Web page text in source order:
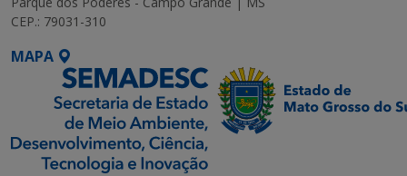
CEP.: 79031-310
MAPA